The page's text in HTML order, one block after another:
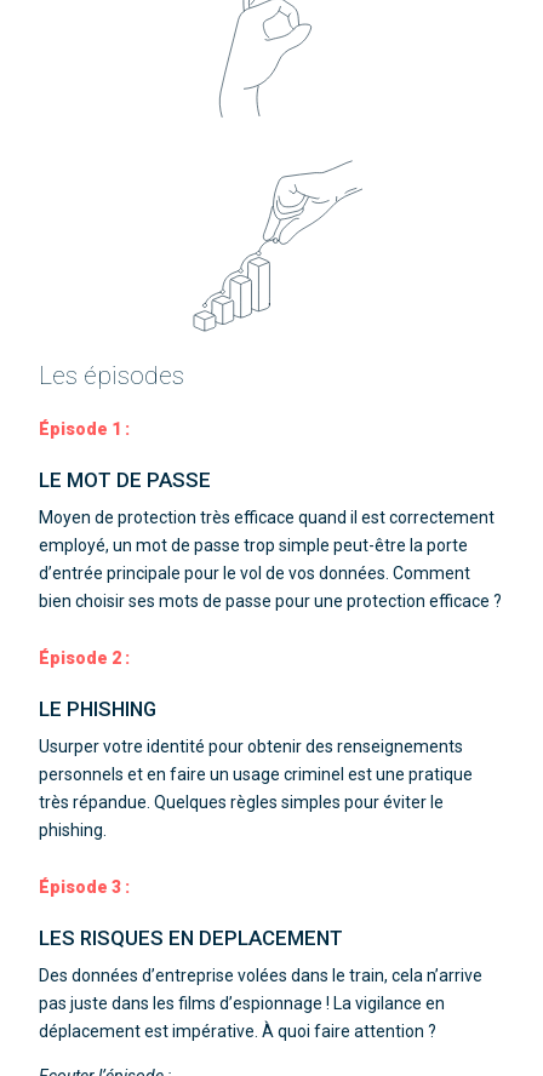
Les épisodes
Épisode 1 :
LE MOT DE PASSE
Moyen de protection très efficace quand il est correctement
employé,un mot de passe trop simple peut-être la porte
d’entrée principale pourle vol de vos données.Comment
bien choisir ses mots de passe pour uneprotection efficace ?
Épisode 2 :
LE PHISHING
Usurper votre identité pour obtenir des renseignements
personnels et en faireun usage criminel est une pratique
très répandue.Quelques règles simples pour éviter le
phishing.
Épisode 3 :
LES RISQUES EN DEPLACEMENT
Des données d’entreprise volées dans le train, cela n’arrive
pas justedans les films d’espionnage ! La vigilance en
déplacementest impérative. À quoi faire attention ?